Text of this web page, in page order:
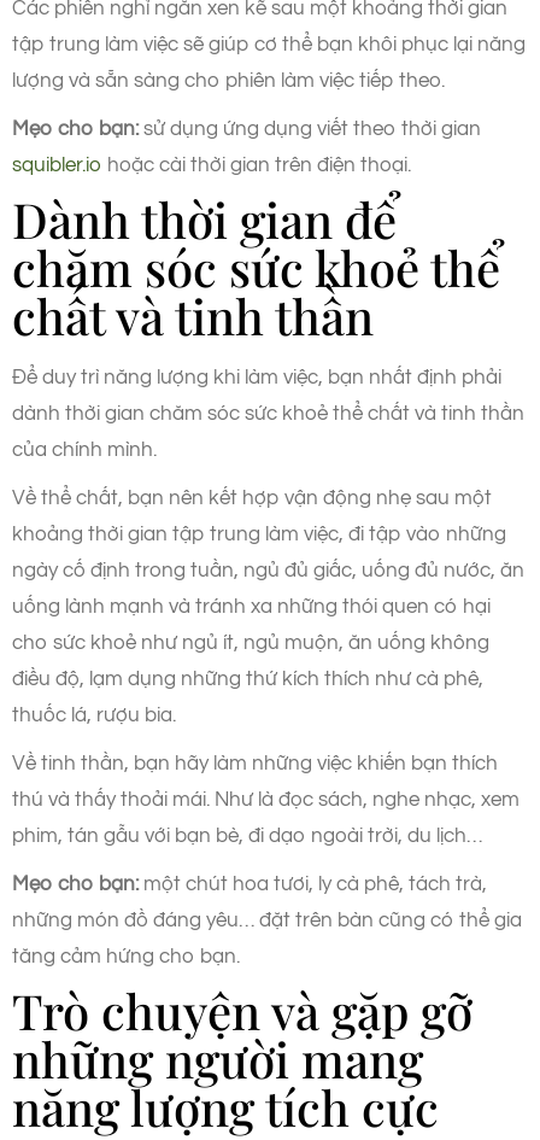
Các phiên nghỉ ngắn xen kẽ sau một khoảng thời gian
tập trung làm việc sẽ giúp cơ thể bạn khôi phục lại năng
lượng và sẵn sàng cho phiên làm việc tiếp theo.
Mẹo cho bạn:sử dụng ứng dụng viết theo thời gian
squibler.io hoặc cài thời gian trên điện thoại.
Dành thời gian để
chăm sóc sức khoẻ thể
chất và tinh thần
Để duy trì năng lượng khi làm việc, bạn nhất định phải
dành thời gian chăm sóc sức khoẻ thể chất và tinh thần
của chính mình.
Về thể chất, bạn nên kết hợp vận động nhẹ sau một
khoảng thời gian tập trung làm việc, đi tập vào những
ngày cố định trong tuần, ngủ đủ giấc, uống đủ nước, ăn
uống lành mạnh và tránh xa những thói quen có hại
cho sức khoẻ như ngủ ít, ngủ muộn, ăn uống không
điều độ, lạm dụng những thứ kích thích như cà phê,
thuốc lá, rượu bia.
Về tinh thần, bạn hãy làm những việc khiến bạn thích
thú và thấy thoải mái. Như là đọc sách, nghe nhạc, xem
phim, tán gẫu với bạn bè, đi dạo ngoài trời, du lịch…
Mẹo cho bạn:một chút hoa tươi, ly cà phê, tách trà,
những món đồ đáng yêu… đặt trên bàn cũng có thể gia
tăng cảm hứng cho bạn.
Trò chuyện và gặp gỡ
những người mang
năng lượng tích cực